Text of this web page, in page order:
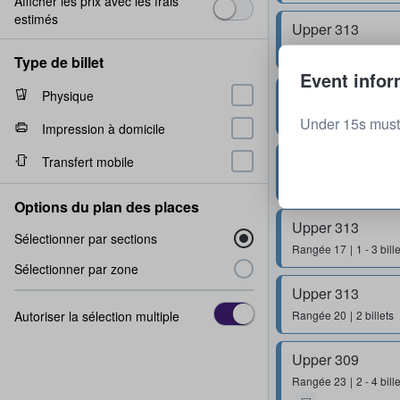
Upper 313
Rangée18 1 - 3
Rangée 1 - 3
Upper 313
Rangée 17 1 - 3
Upper 313
Rangée 20 2 billets
Upper 309
Rangée 23 2 - 4
estimés
Type de billet
Physique
Impression à domicile
Transfert mobile
Options du plan des places
Sélectionner par sections
Sélectionner par zone
Autoriser la sélection multiple
Event
Under 15s